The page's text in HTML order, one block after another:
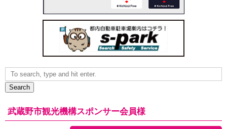
Search
武蔵野市観光機構スポンサー会員様